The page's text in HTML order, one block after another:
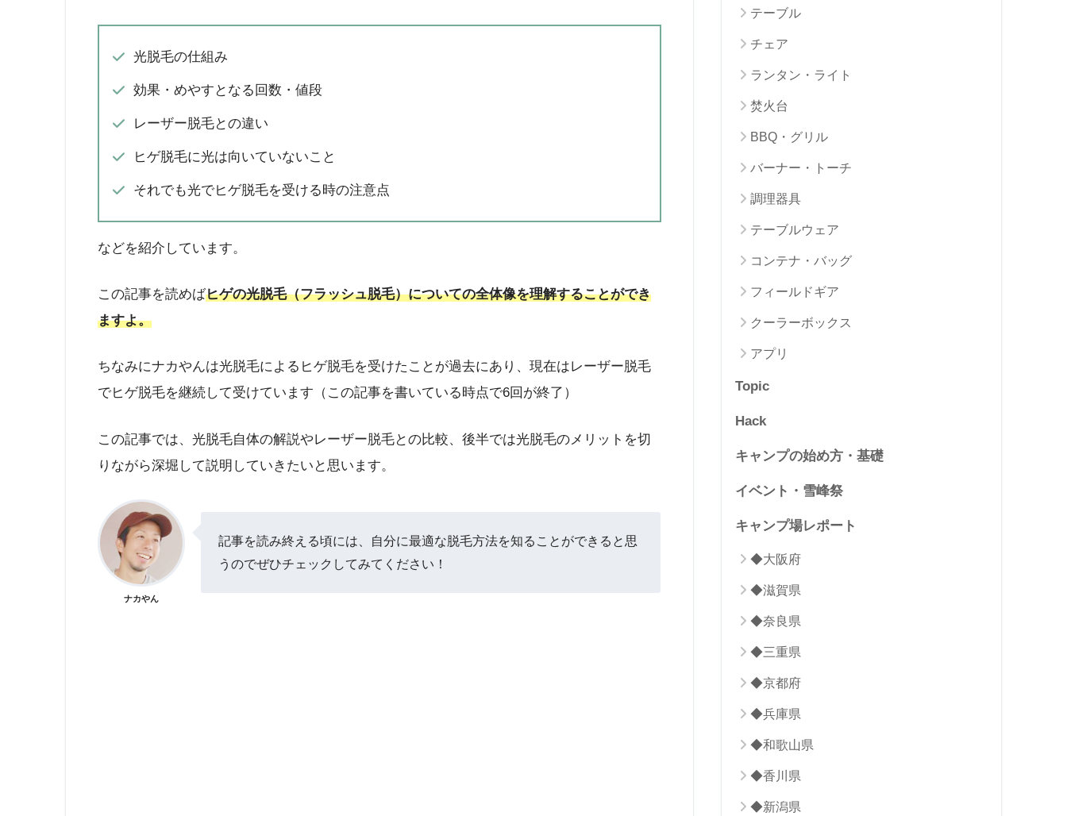
光脱毛の仕組み
効果・めやすとなる回数・値段
レーザー脱毛との違い
ヒゲ脱毛に光は向いていないこと
それでも光でヒゲ脱毛を受ける時の注意点
などを紹介しています。
この記事を読めばヒゲの光脱毛（フラッシュ脱毛）についての全体像を理解することができ
ますよ。
ちなみにナカやんは光脱毛によるヒゲ脱毛を受けたことが過去にあり、現在はレーザー脱毛
でヒゲ脱毛を継続して受けています（この記事を書いている時点で6回が終了）
この記事では、光脱毛自体の解説やレーザー脱毛との比較、後半では光脱毛のメリットを切
りながら深堀して説明していきたいと思います。
ナカやん
記事を読み終える頃には、自分に最適な脱毛方法を知ることができると思
うのでぜひチェックしてみてください！
テーブル
チェア
ランタン・ライト
焚火台
BBQ・グリル
バーナー・トーチ
調理器具
テーブルウェア
コンテナ・バッグ
フィールドギア
クーラーボックス
アプリ
Topic
Hack
キャンプの始め方・基礎
イベント・雪峰祭
キャンプ場レポート
◆大阪府
◆滋賀県
◆奈良県
◆三重県
◆京都府
◆兵庫県
◆和歌山県
◆香川県
◆新潟県